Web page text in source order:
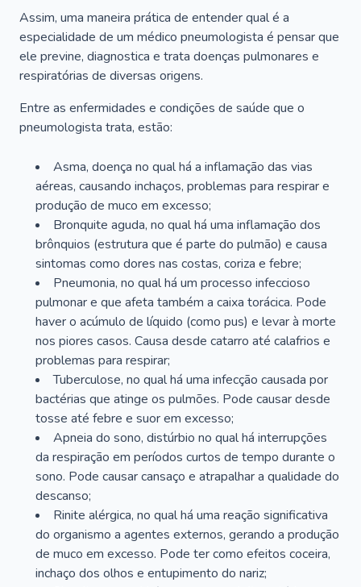
Assim, uma maneira prática de entender qual é a
especialidade de um médico pneumologista é pensar que
ele previne, diagnostica e trata doenças pulmonares e
respiratórias de diversas origens.
Entre as enfermidades e condições de saúde que o
pneumologista trata, estão:
Asma, doença no qual há a inflamação das vias
aéreas, causando inchaços, problemas para respirar e
produção de muco em excesso;
Bronquite aguda, no qual há uma inflamação dos
brônquios (estrutura que é parte do pulmão) e causa
sintomas como dores nas costas, coriza e febre;
Pneumonia, no qual há um processo infeccioso
pulmonar e que afeta também a caixa torácica. Pode
haver o acúmulo de líquido (como pus) e levar à morte
nos piores casos. Causa desde catarro até calafrios e
problemas para respirar;
Tuberculose, no qual há uma infecção causada por
bactérias que atinge os pulmões. Pode causar desde
tosse até febre e suor em excesso;
Apneia do sono, distúrbio no qual há interrupções
da respiração em períodos curtos de tempo durante o
sono. Pode causar cansaço e atrapalhar a qualidade do
descanso;
Rinite alérgica, no qual há uma reação significativa
do organismo a agentes externos, gerando a produção
de muco em excesso. Pode ter como efeitos coceira,
inchaço dos olhos e entupimento do nariz;